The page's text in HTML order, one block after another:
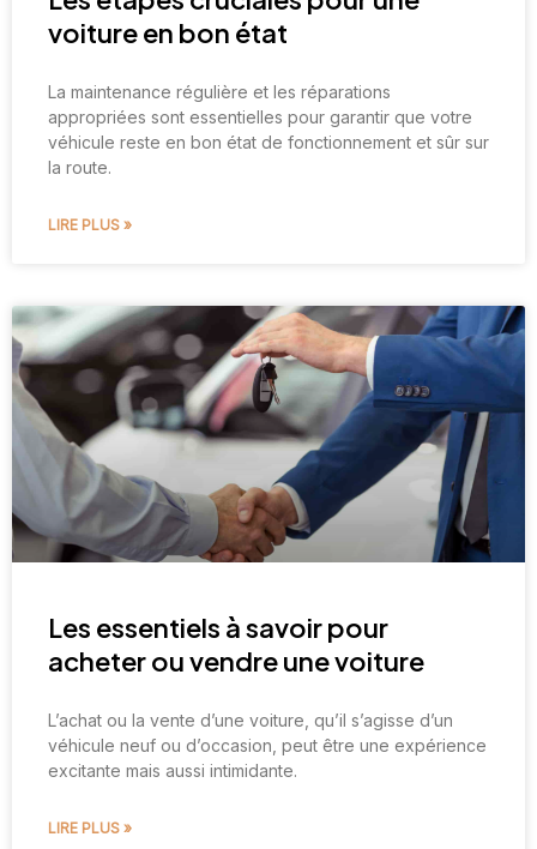
voiture en bon état
La maintenance régulière et les réparations
appropriées sont essentielles pour garantir que votre
véhicule reste en bon état de fonctionnement et sûr sur
la route.
LIRE PLUS »
Les essentiels à savoir pour
acheter ou vendre une voiture
L’achat ou la vente d’une voiture, qu’il s’agisse d’un
véhicule neuf ou d’occasion, peut être une expérience
excitante mais aussi intimidante.
LIRE PLUS »